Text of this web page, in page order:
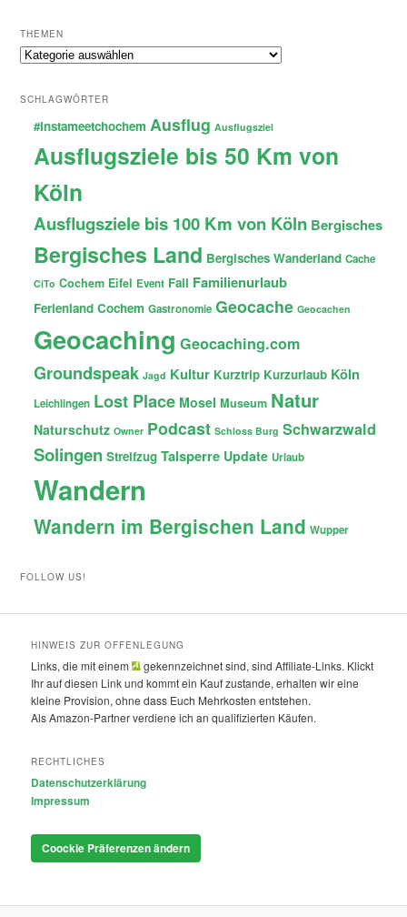
THEMEN
Themen
SCHLAGWÖRTER
#instameetchochem Ausflug Ausflugsziel
Ausflugsziele bis 50 Km von
Köln
Ausflugsziele bis 100 Km von Köln Bergisches
Bergisches Land Bergisches Wanderland Cache
CiTo Cochem Eifel Event Fail Familienurlaub
Ferienland Cochem Gastronomie Geocache Geocachen
Geocaching Geocaching.com
Groundspeak Jagd Kultur Kurztrip Kurzurlaub Köln
Leichlingen Lost Place Mosel Museum Natur
Naturschutz Owner Podcast Schloss Burg Schwarzwald
Solingen Streifzug Talsperre Update Urlaub
Wandern
Wandern im Bergischen Land Wupper
FOLLOW US!
HINWEIS ZUR OFFENLEGUNG
Links, die mit einem
gekennzeichnet sind, sind Affiliate-Links. Klickt
Ihr auf diesen Link und kommt ein Kauf zustande, erhalten wir eine
kleine Provision, ohne dass Euch Mehrkosten entstehen.
Als Amazon-Partner verdiene ich an qualifizierten Käufen.
RECHTLICHES
Datenschutzerklärung
Impressum
Coockie Präferenzen ändern